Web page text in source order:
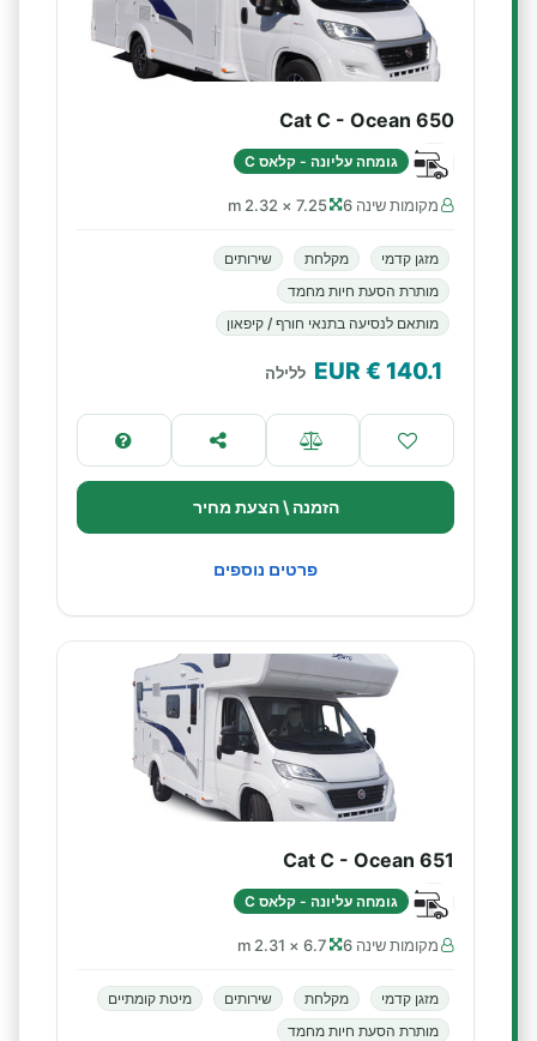
Cat C - Ocean 650
גומחה עליונה - קלאס C
מקומות שינה 6 7.25 × 2.32 m
מזגן קדמי מקלחת
שירותים
מותרת הסעת חיות מחמד
מותאם לנסיעה בתנאי חורף / קיפאון
140.1
€ EUR ללילה
הזמנה \ הצעת מחיר
פרטים נוספים
Cat C - Ocean 651
גומחה עליונה - קלאס C
מקומות שינה 6 6.7 × 2.31 m
מזגן קדמי מקלחת שירותים
מיטת קומתיים
מותרת הסעת חיות מחמד